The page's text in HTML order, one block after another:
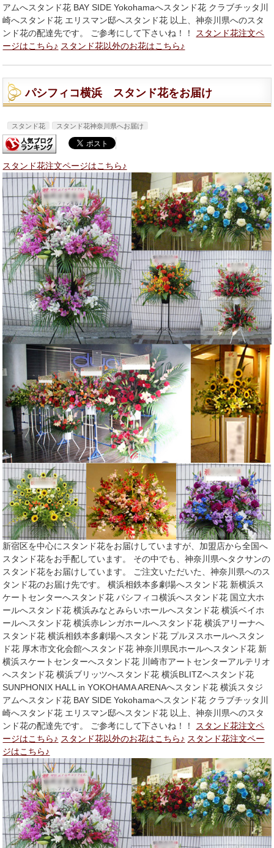
アムへスタンド花 BAY SIDE Yokohamaへスタンド花 クラブチッタ川
崎へスタンド花 エリスマン邸へスタンド花 以上、神奈川県へのスタ
ンド花の配達先です。 ご参考にして下さいね！！ スタンド花注文ペ
ージはこちら♪ スタンド花以外のお花はこちら♪
パシフィコ横浜 スタンド花をお届け
スタンド花 スタンド花神奈川県へお届け
スタンド花注文ページはこちら♪
新宿区を中心にスタンド花をお届けしていますが、加盟店から全国へ
スタンド花をお手配しています。 その中でも、神奈川県へタクサンの
スタンド花をお届けしています。 ご注文いただいた、神奈川県へのス
タンド花のお届け先です。 横浜相鉄本多劇場へスタンド花 新横浜ス
ケートセンターへスタンド花 パシフィコ横浜へスタンド花 国立大ホ
ールへスタンド花 横浜みなとみらいホールへスタンド花 横浜ベイホ
ールへスタンド花 横浜赤レンガホールへスタンド花 横浜アリーナへ
スタンド花 横浜相鉄本多劇場へスタンド花 プルヌスホールへスタン
ド花 厚木市文化会館へスタンド花 神奈川県民ホールへスタンド花 新
横浜スケートセンターへスタンド花 川崎市アートセンターアルテリオ
へスタンド花 横浜ブリッツへスタンド花 横浜BLITZへスタンド花
SUNPHONIX HALL in YOKOHAMA ARENAへスタンド花 横浜スタジ
アムへスタンド花 BAY SIDE Yokohamaへスタンド花 クラブチッタ川
崎へスタンド花 エリスマン邸へスタンド花 以上、神奈川県へのスタ
ンド花の配達先です。 ご参考にして下さいね！！ スタンド花注文ペ
ージはこちら♪ スタンド花以外のお花はこちら♪ スタンド花注文ペー
ジはこちら♪